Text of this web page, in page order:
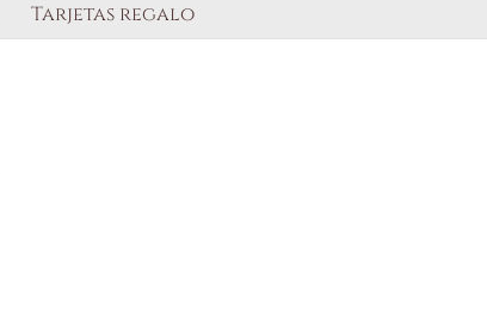
Tarjetas regalo